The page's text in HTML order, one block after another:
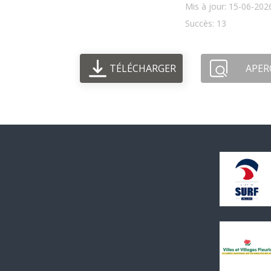
Mis à jour: 15-06-
Succès: 13
TÉLÉCHARGER